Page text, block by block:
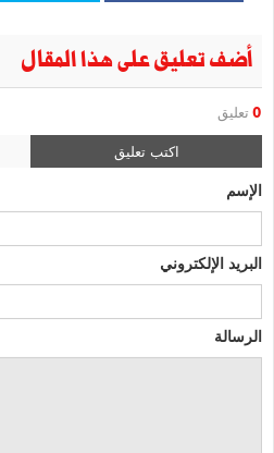
أضف تعليق على هذا المقال
0 تعليق
اكتب تعليق
الإسم
البريد الإلكتروني
الرسالة